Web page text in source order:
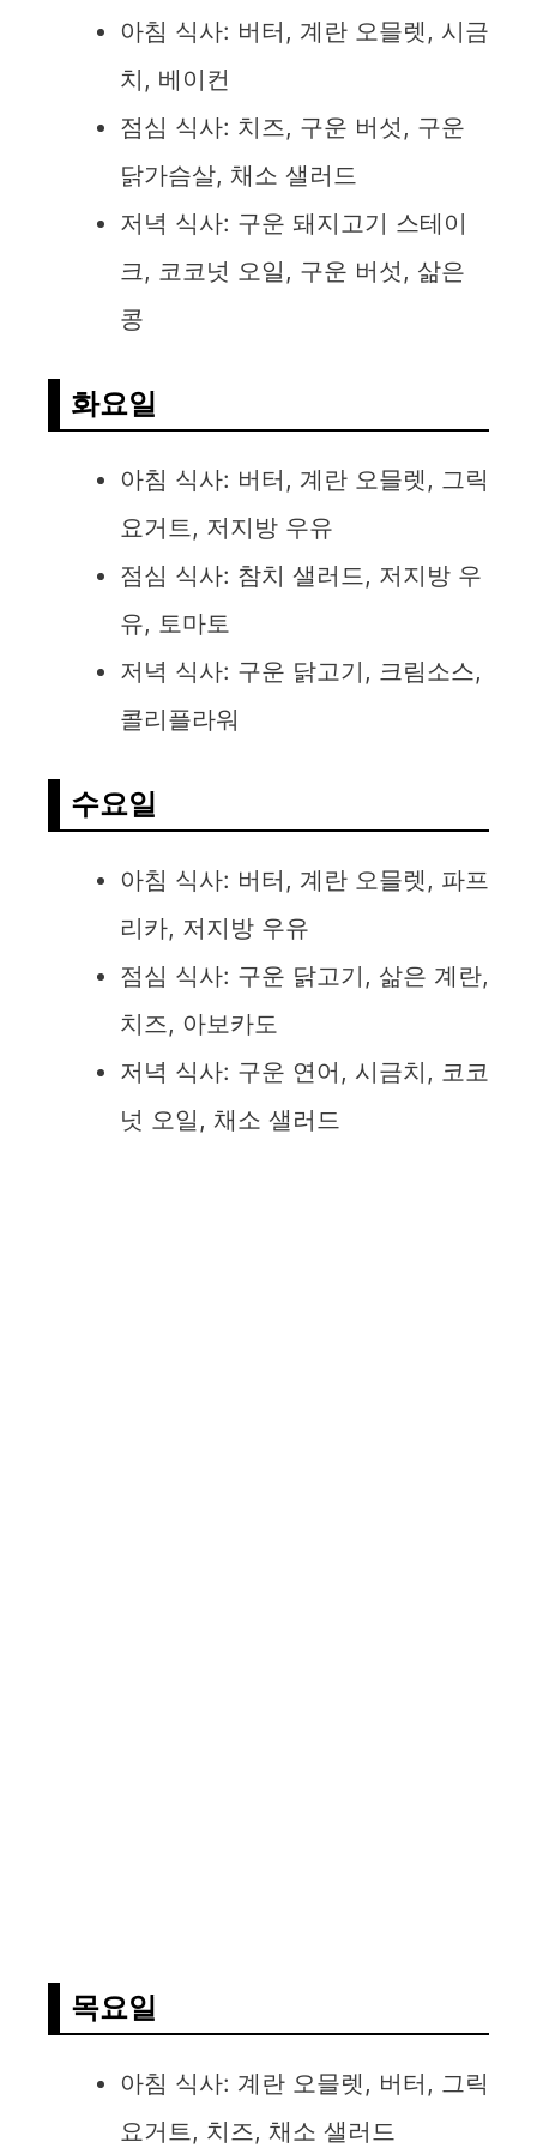
아침 식사: 버터, 계란 오믈렛, 시금
치, 베이컨
점심 식사: 치즈, 구운 버섯, 구운
닭가슴살, 채소 샐러드
저녁 식사: 구운 돼지고기 스테이
크, 코코넛 오일, 구운 버섯, 삶은
콩
화요일
아침 식사: 버터, 계란 오믈렛, 그릭
요거트, 저지방 우유
점심 식사: 참치 샐러드, 저지방 우
유, 토마토
저녁 식사: 구운 닭고기, 크림소스,
콜리플라워
수요일
아침 식사: 버터, 계란 오믈렛, 파프
리카, 저지방 우유
점심 식사: 구운 닭고기, 삶은 계란,
치즈, 아보카도
저녁 식사: 구운 연어, 시금치, 코코
넛 오일, 채소 샐러드
목요일
아침 식사: 계란 오믈렛, 버터, 그릭
요거트, 치즈, 채소 샐러드